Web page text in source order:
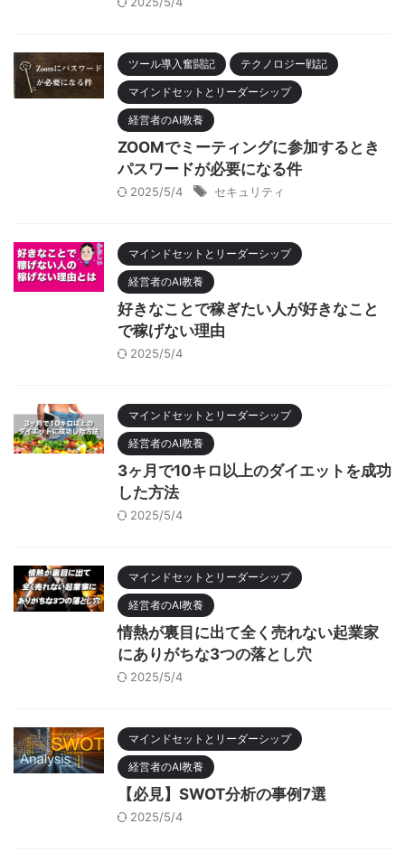
ツール導入奮闘記 テクノロジー戦記
マインドセットとリーダーシップ
経営者のAI教養
ZOOMでミーティングに参加するとき
パスワードが必要になる件
2025/5/4 セキュリティ
マインドセットとリーダーシップ
経営者のAI教養
好きなことで稼ぎたい人が好きなこと
で稼げない理由
2025/5/4
マインドセットとリーダーシップ
経営者のAI教養
3ヶ月で10キロ以上のダイエットを成功
した方法
2025/5/4
マインドセットとリーダーシップ
経営者のAI教養
情熱が裏目に出て全く売れない起業家
にありがちな3つの落とし穴
2025/5/4
マインドセットとリーダーシップ
経営者のAI教養
【必見】SWOT分析の事例7選
2025/5/4